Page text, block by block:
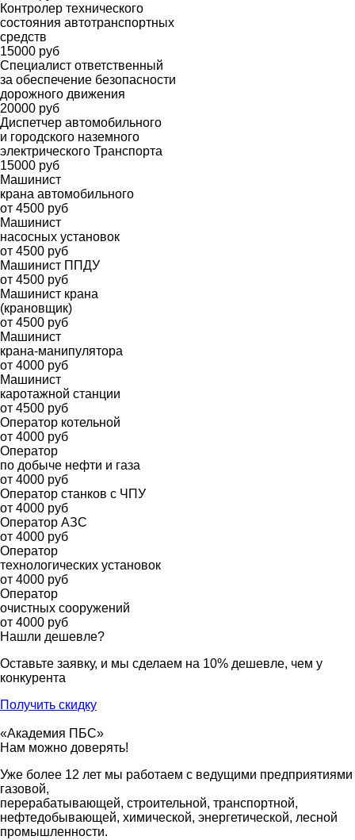
Контролер технического
состояния автотранспортных
средств
15000 руб
Специалист ответственный
за обеспечение безопасности
дорожного движения
20000 руб
Диспетчер автомобильного
и городского наземного
электрического Транспорта
15000 руб
Машинист
крана автомобильного
от 4500 руб
Машинист
насосных установок
от 4500 руб
Машинист ППДУ
от 4500 руб
Машинист крана
(крановщик)
от 4500 руб
Машинист
крана-манипулятора
от 4000 руб
Машинист
каротажной станции
от 4500 руб
Оператор котельной
от 4000 руб
Оператор
по добыче нефти и газа
от 4000 руб
Оператор станков с ЧПУ
от 4000 руб
Оператор АЗС
от 4000 руб
Оператор
технологических установок
от 4000 руб
Оператор
очистных сооружений
от 4000 руб
Нашли дешевле?
Оставьте заявку, и мы сделаем на 10% дешевле, чем у
конкурента
Получить скидку
«Академия ПБС»
Нам можно доверять!
Уже более 12 лет мы работаем с ведущими предприятиями
газовой,
перерабатывающей, строительной, транспортной,
нефтедобывающей, химической, энергетической, лесной
промышленности.